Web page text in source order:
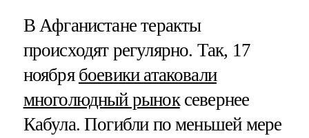
В Афганистане теракты
происходят регулярно. Так, 17
ноября боевики атаковали
многолюдный рыноксевернее
Кабула. Погибли по меньшей мере